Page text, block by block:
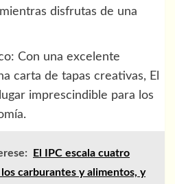
disfrutas de una
Con una excelente
carta de tapas creativas, El
imprescindible para los
El IPC escala cuatro
carburantes y alimentos, y